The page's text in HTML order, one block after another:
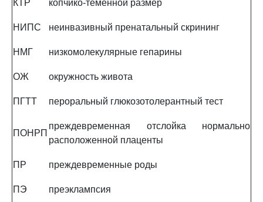
КТР копчико-теменной размер
НИПС неинвазивный пренатальный скрининг
НМГ низкомолекулярные гепарины
ОЖ окружность живота
ПГТТ пероральный глюкозотолерантный тест
ПОНРП
преждевременная отслойка нормально
расположенной плаценты
ПР преждевременные роды
ПЭ преэклампсия